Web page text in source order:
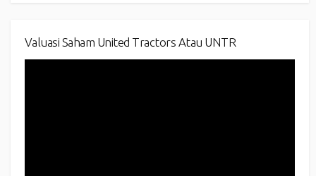
Valuasi Saham United Tractors Atau UNTR